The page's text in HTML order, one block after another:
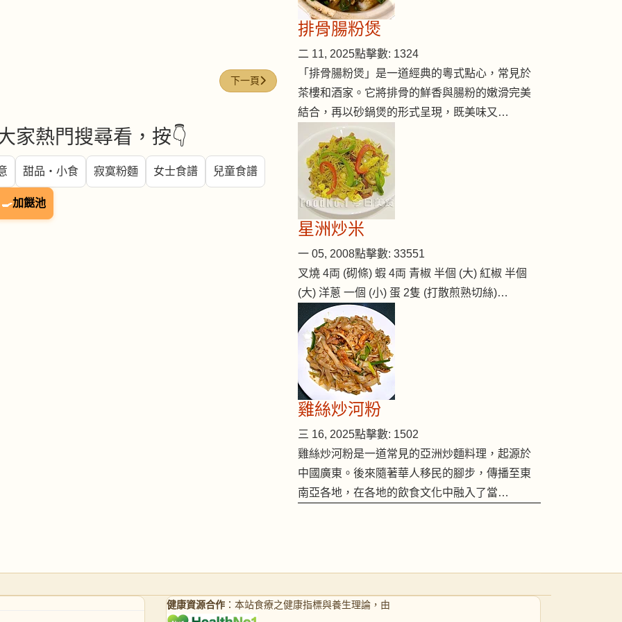
下一篇文章: 冬菇 (Shiitake Mushroom)
下一頁
家熱門搜尋看，按👇
甜品・小食 寂寞粉麵 女士食譜 兒童食譜
🍳加餸池
排骨腸粉煲
二 11, 2025點擊數: 1324
「排骨腸粉煲」是一道經典的粵式點心，常見於
茶樓和酒家。它將排骨的鮮香與腸粉的嫩滑完美
結合，再以砂鍋煲的形式呈現，既美味又…
星洲炒米
一 05, 2008點擊數: 33551
叉燒 4両 (砌條) 蝦 4両 青椒 半個 (大) 紅椒 半個
(大) 洋蔥 一個 (小) 蛋 2隻 (打散煎熟切絲)…
雞絲炒河粉
三 16, 2025點擊數: 1502
雞絲炒河粉是一道常見的亞洲炒麵料理，起源於
中國廣東。後來隨著華人移民的腳步，傳播至東
南亞各地，在各地的飲食文化中融入了當…
健康資源合作 ：本站食療之健康指標與養生理論，由